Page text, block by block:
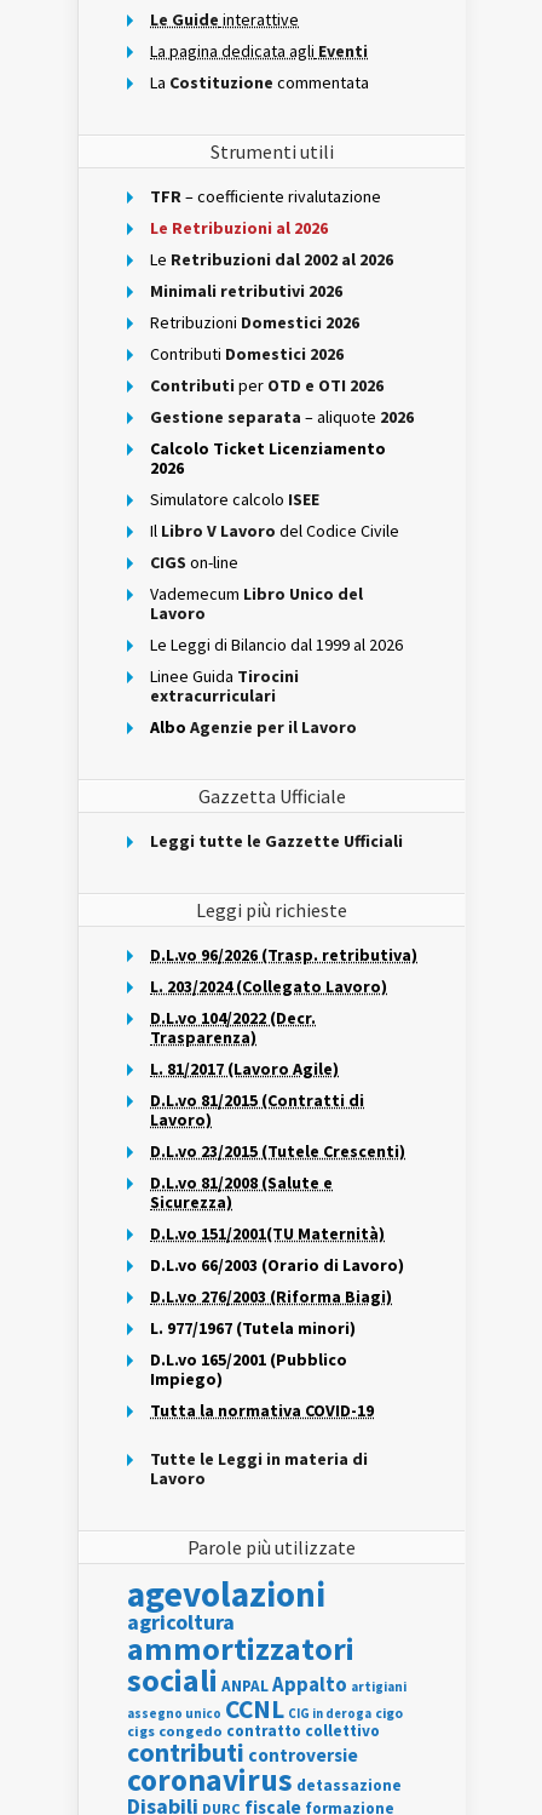
Le Guide interattive
La pagina dedicata agli Eventi
La Costituzione commentata
Strumenti utili
TFR– coefficiente rivalutazione
Le Retribuzioni al 2026
Le Retribuzioni dal 2002 al 2026
Minimali retributivi 2026
Retribuzioni Domestici 2026
Contributi Domestici 2026
Contributi per OTD e OTI 2026
Gestione separata – aliquote 2026
Calcolo Ticket Licenziamento
2026
Simulatore calcolo ISEE
Il Libro V Lavoro del Codice Civile
CIGS on-line
Vademecum Libro Unico del
Lavoro
Le Leggi di Bilancio dal 1999 al 2026
Linee Guida Tirocini
extracurriculari
Albo Agenzie per il Lavoro
Gazzetta Ufficiale
Leggi tutte le Gazzette Ufficiali
Leggi più richieste
D.L.vo 96/2026 (Trasp. retributiva)
L. 203/2024 (Collegato Lavoro)
D.L.vo 104/2022 (Decr.
Trasparenza)
L. 81/2017 (Lavoro Agile)
D.L.vo 81/2015 (Contratti di
Lavoro)
D.L.vo 23/2015 (Tutele Crescenti)
D.L.vo 81/2008 (Salute e
Sicurezza)
D.L.vo 151/2001(TU Maternità)
D.L.vo 66/2003 (Orario di Lavoro)
D.L.vo 276/2003 (Riforma Biagi)
L. 977/1967 (Tutela minori)
D.L.vo 165/2001 (Pubblico
Impiego)
Tutta la normativa COVID-19
Tutte le Leggi in materia di
Lavoro
Parole più utilizzate
agevolazioni
agricoltura
ammortizzatori
sociali ANPALAppalto artigiani
assegno unico CCNL CIG in deroga cigo
cigs congedo contratto collettivo
contributi controversie
coronavirus detassazione
Disabili DURC fiscale formazione